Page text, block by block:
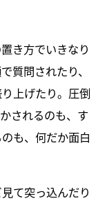
き方でいきなり
質問されたり、
上げたり。圧倒
されるのも、す
も、何だか面白
て突っ込んだり